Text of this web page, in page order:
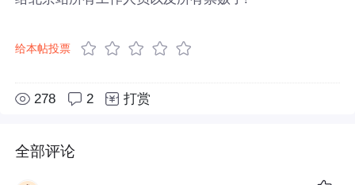
给本帖投票
278 2 打赏
全部评论